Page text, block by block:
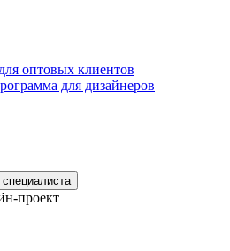
оптовых клиентов
для дизайнеров
проект